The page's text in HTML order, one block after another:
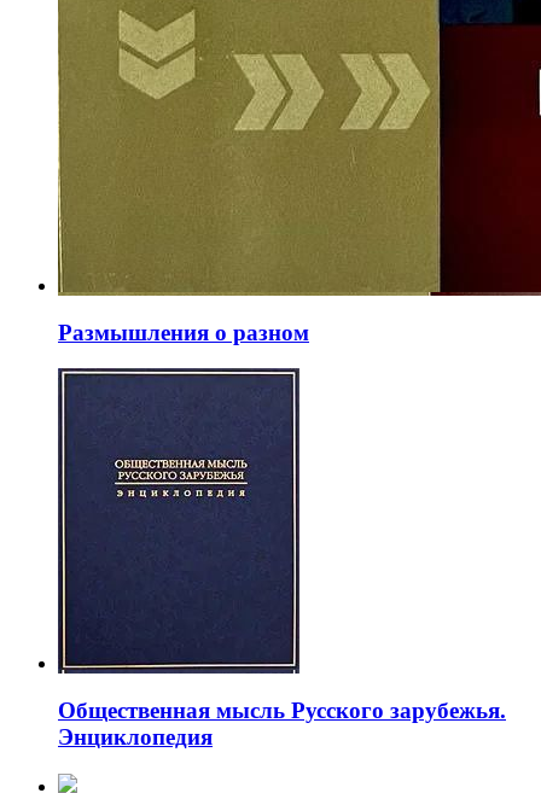
Размышления о разном
Общественная мысль Русского зарубежья.
Энциклопедия